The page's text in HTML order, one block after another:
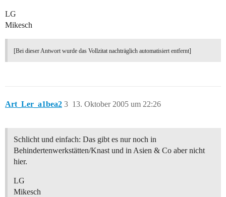
LG
Mikesch
[Bei dieser Antwort wurde das Vollzitat nachträglich automatisiert entfernt]
Art_Ler_a1bea2 13. Oktober 2005 um 22:26
3
Schlicht und einfach: Das gibt es nur noch in
Behindertenwerkstätten/Knast und in Asien & Co aber nicht
hier.
LG
Mikesch